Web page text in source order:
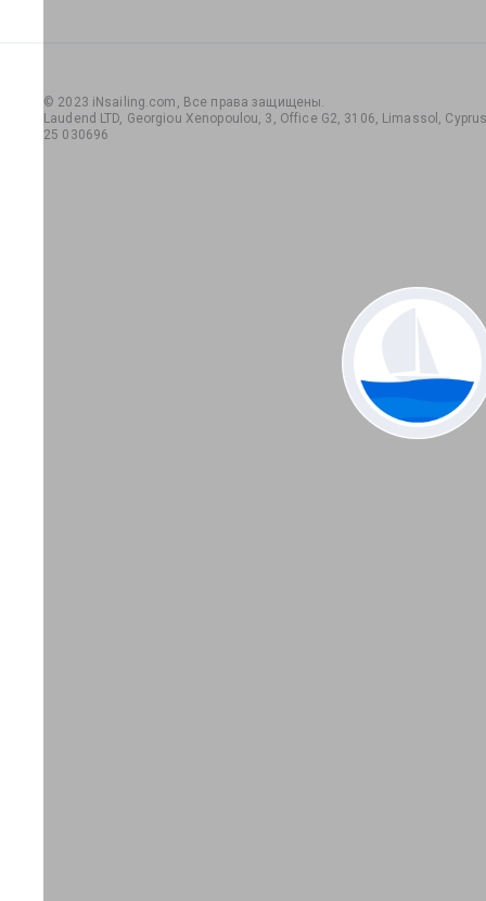
© 2023 iNsailing.com, Все права защищены.
Laudend LTD, Georgiou Xenopoulou, 3, Office G2, 3106, Limassol,
25 030696